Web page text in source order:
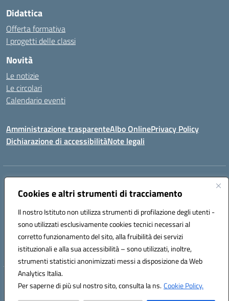
Cookies e altri strumenti di tracciamento
Il nostro Istituto non utilizza strumenti di profilazione degli utenti -
sono utilizzati esclusivamente cookies tecnici necessari al
corretto funzionamento del sito, alla fruibilità dei servizi
istituzionali e alla sua accessibilità – sono utilizzati, inoltre,
strumenti statistici anonimizzati messi a disposizione da Web
Analytics Italia.
Per saperne di più sul nostro sito, consulta la ns.Cookie Policy.
Didattica
Offerta formativa
I progetti delle classi
Novità
Le notizie
Le circolari
Calendario eventi
Amministrazione trasparenteAlbo OnlinePrivacy Policy
Dichiarazione di accessibilitàNote legali
Indirizzo:
Centralino:+39 071 89 52 08 Email:anic82000a@istruzione.it
Codice fiscale: 93084540421
Codice meccanografico:
ANIC82000A
Codice unico di fatturazione (CUF): UFF6L6
Hosting & Powered by 3D Solution S.r.l.
Concept & Design by Designers Italia